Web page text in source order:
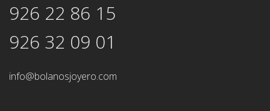
926 22 86 15
926 32 09 01
info@bolanosjoyero.com